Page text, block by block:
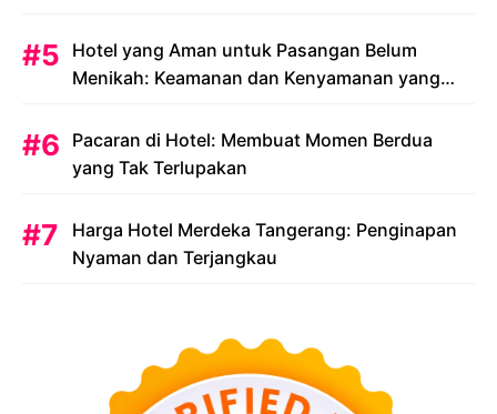
Hotel yang Aman untuk Pasangan Belum
Menikah: Keamanan dan Kenyamanan yang
Pacaran di Hotel: Membuat Momen Berdua
yang Tak Terlupakan
Harga Hotel Merdeka Tangerang: Penginapan
Nyaman dan Terjangkau